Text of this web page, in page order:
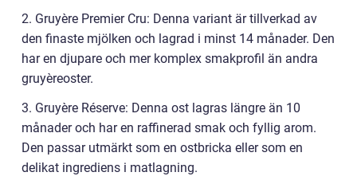
2. Gruyère Premier Cru: Denna variant är tillverkad av
den finaste mjölken och lagrad i minst 14 månader. Den
har en djupare och mer komplex smakprofil än andra
gruyèreoster.
3. Gruyère Réserve: Denna ost lagras längre än 10
månader och har en raffinerad smak och fyllig arom.
Den passar utmärkt som en ostbricka eller som en
delikat ingrediens i matlagning.